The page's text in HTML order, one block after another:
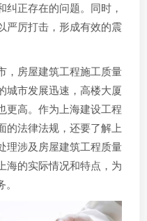
纠正存在的问题。同时，
严厉打击，形成有效的震
房屋建筑工程施工质量
城市发展迅速，高楼大厦
更高。作为上海建设工程
的法律法规，还要了解上
理涉及房屋建筑工程质量
海的实际情况和特点，为